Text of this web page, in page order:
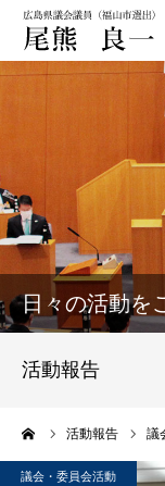
日々の活動を
活動報告
活動報告 議
議会・委員会活動
活動実績
活動報告